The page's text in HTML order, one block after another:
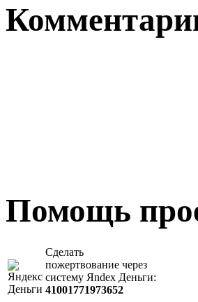
Помощь
Сделать
пожертвование через
систeму Яndex Деньги:
41001771973652